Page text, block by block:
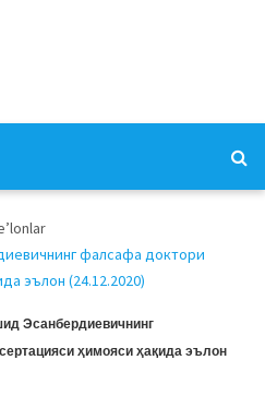
фалсафа доктори
эълон (24.12.2020)
Эсанбердиевичнинг
ҳимояси ҳақида эълон